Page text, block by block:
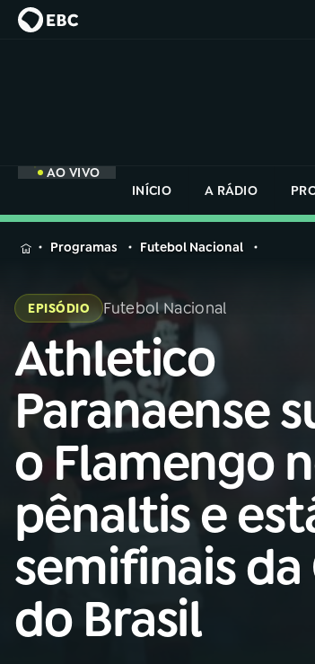
AO VIVO
INÍCIO
A RÁDIO
MENU
Buscar
na
Rádio
Nacional
01INÍCIO
02A RÁDIO
03 PROGRAMAÇÃO
04PROGRAMAS
na
Rádio
Nacional
Programas Futebol Nacional
EPISÓDIO Futebol Nacional
Athletico
Paranaense
o Flamengo
pênaltis e
semifinais da
do Brasil